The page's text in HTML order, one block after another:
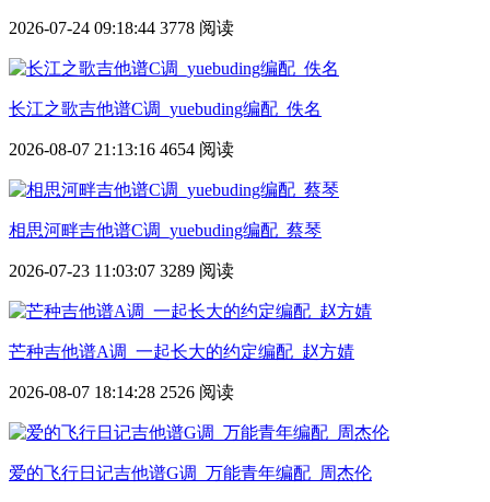
2026-07-24 09:18:44 3778 阅读
长江之歌吉他谱C调_yuebuding编配_佚名
2026-08-07 21:13:16 4654 阅读
相思河畔吉他谱C调_yuebuding编配_蔡琴
2026-07-23 11:03:07 3289 阅读
芒种吉他谱A调_一起长大的约定编配_赵方婧
2026-08-07 18:14:28 2526 阅读
爱的飞行日记吉他谱G调_万能青年编配_周杰伦